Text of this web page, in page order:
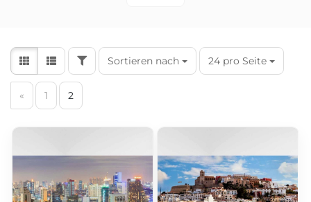
Sortieren nach 24 pro Seite
« 1 2